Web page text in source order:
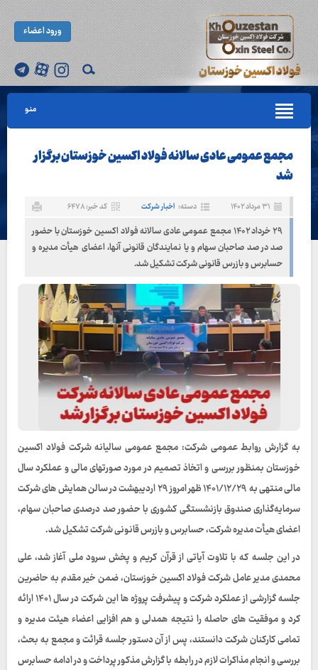
ورود اعضاء
منو
مجمع عمومی عادی سالانه فولاد اکسین خوزستان برگزار
شد
۳۱ مرداد ۱۴۰۲ دسته: اخبار شرکت کد خبر: ۶۴۷۸
۲۹ خرداد ۱۴۰۲ مجمع عمومی عادی سالانه فولاد اکسین خوزستان با حضور
صد در صد صاحبان سهام و یا نمایندگان قانونی آنها، اعضای هیأت مدیره و
حسابرس و بازرس قانونی شرکت تشکیل شد.
به گزارش روابط عمومی شرکت: مجمع عمومی سالیانه شرکت فولاد اکسین
خوزستان بمنظور بررسی و اتخاذ تصمیم در مورد صورتهای مالی و عملکرد سال
مالی منتهی به ۱۴۰۱/۱۲/۲۹ ظهر امروز ۲۹ اردیبهشت در سالن همایش های شرکت
سرمایه‌گذاری صندوق بازنشستگی کشوری با حضور صد درصدی صاحبان سهام،
اعضای هیأت مدیره شرکت، حسابرس و بازرس قانونی شرکت تشکیل شد.
در این جلسه که با تلاوت آیاتی از قرآن کریم و پخش سرود ملی آغاز شد، علی
محمدی مدیر عامل شرکت فولاد اکسین خوزستان، ضمن خیر مقدم به حاضرین
جلسه گزارشی از عملکرد شرکت ‌و پیشرفت پروژه ها این شرکت در سال ۱۴۰۱ ارائه
کرد و موفقیت های حاصله را نتیجه همدلی و هم افزایی اعضاء هیئت مدیره و
تمامی کارکنان شرکت دانستند، پس از آن دستور جلسه قرائت و مجمع به بحث،
بررسی و انجام مذاکرات لازم در رابطه با گزارش مذکور پرداخت و در ادامه حسابرس